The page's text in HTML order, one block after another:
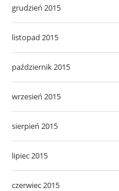
grudzień 2015
listopad 2015
październik 2015
wrzesień 2015
sierpień 2015
lipiec 2015
czerwiec 2015